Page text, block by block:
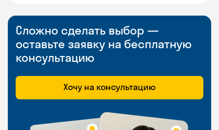
Сложно сделать выбор —
оставьте заявку на бесплатную
консультацию
Хочу на консультацию